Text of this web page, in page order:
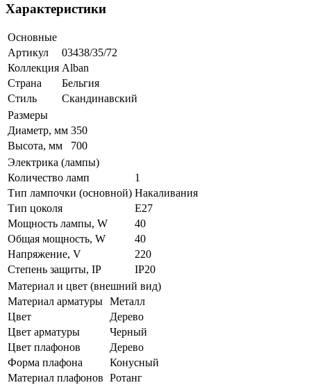
Характеристики
Основные
Артикул
03438/35/72
Коллекция Alban
Страна
Бельгия
Стиль
Скандинавский
Размеры
Диаметр, мм 350
Высота, мм
700
Электрика (лампы)
Количество ламп
1
Тип лампочки (основной) Накаливания
Тип цоколя
E27
Мощность лампы, W
40
Общая мощность, W
40
Напряжение, V
220
Степень защиты, IP
IP20
Материал и цвет (внешний вид)
Материал арматуры Металл
Цвет
Дерево
Цвет арматуры
Черный
Цвет плафонов
Дерево
Форма плафона
Конусный
Материал плафонов Ротанг